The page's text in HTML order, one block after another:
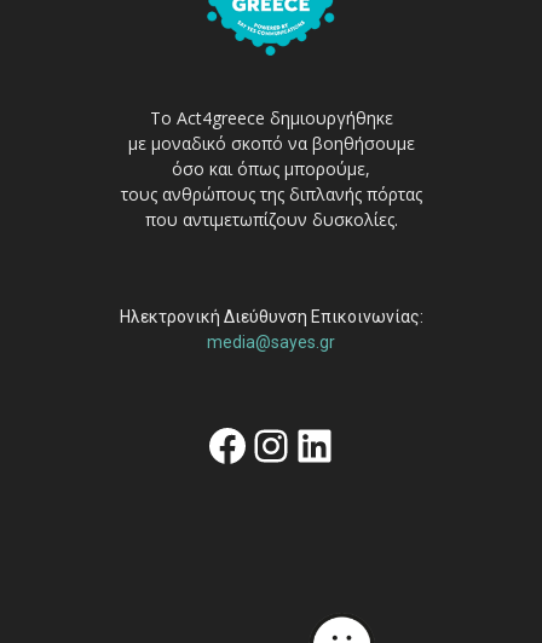
Το Act4greece δημιουργήθηκε
με μοναδικό σκοπό να βοηθήσουμε
όσο και όπως μπορούμε,
τους ανθρώπους της διπλανής πόρτας
που αντιμετωπίζουν δυσκολίες.
Ηλεκτρονική Διεύθυνση Επικοινωνίας:
media@sayes.gr
Facebook
Instagram
Linkedin